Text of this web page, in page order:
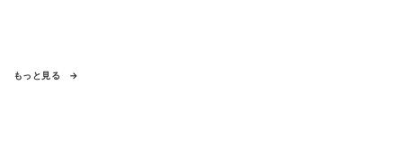
もっと見る